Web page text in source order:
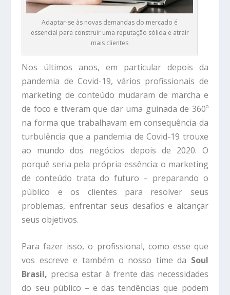
Adaptar-se às novas demandas do mercado é
essencial para construir uma reputação sólida e atrair
mais clientes
Nos últimos anos, em particular depois da
pandemia de Covid-19, vários profissionais de
marketing de conteúdo mudaram de marcha e
de foco e tiveram que dar uma guinada de 360º
na forma que trabalhavam em consequência da
turbulência que a pandemia de Covid-19 trouxe
ao mundo dos negócios depois de 2020. O
porquê seria pela própria essência: o marketing
de conteúdo trata do futuro – preparando o
público e os clientes para resolver seus
problemas, enfrentar seus desafios e alcançar
seus objetivos.
Para fazer isso, o profissional, como esse que
vos escreve e também o nosso time da Soul
Brasil, precisa estar à frente das necessidades
do seu público – e das tendências que podem